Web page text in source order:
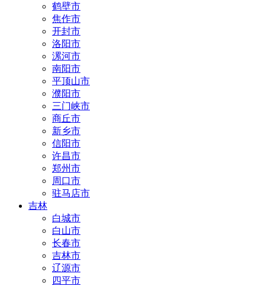
鹤壁市
焦作市
开封市
洛阳市
漯河市
南阳市
平顶山市
濮阳市
三门峡市
商丘市
新乡市
信阳市
许昌市
郑州市
周口市
驻马店市
吉林
白城市
白山市
长春市
吉林市
辽源市
四平市